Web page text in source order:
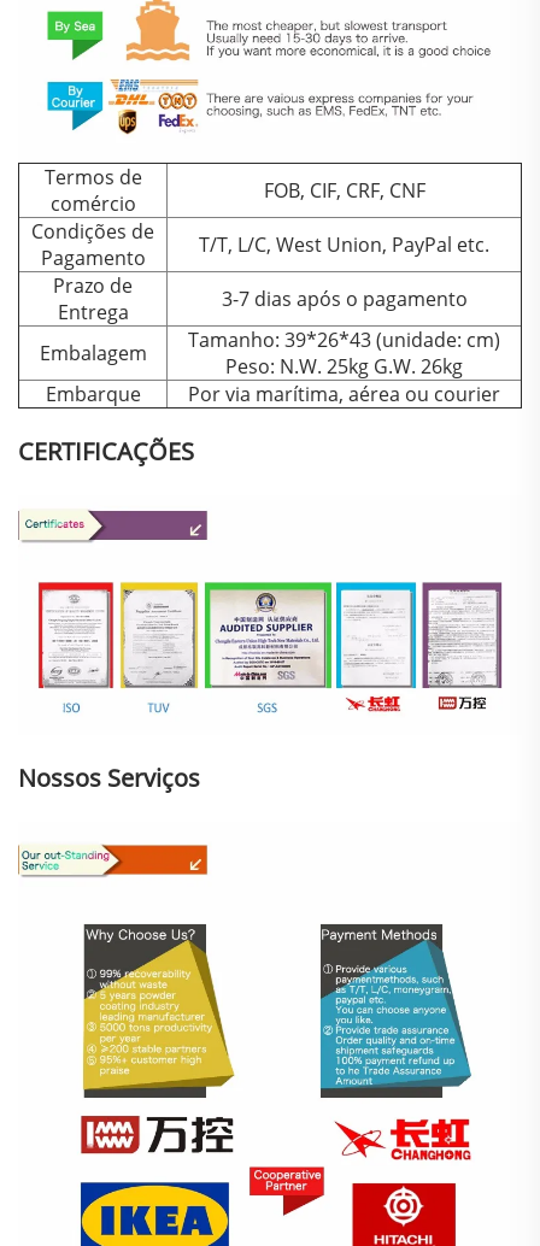
Termos de
comércio
FOB, CIF, CRF, CNF
Condições de
Pagamento
T/T, L/C, West Union, PayPal etc.
Prazo de
Entrega
3-7 dias após o pagamento
Embalagem
Tamanho: 39*26*43 (unidade: cm)
Peso: N.W. 25kg G.W. 26kg
Embarque
Por via marítima, aérea ou courier
CERTIFICAÇÕES
Nossos Serviços